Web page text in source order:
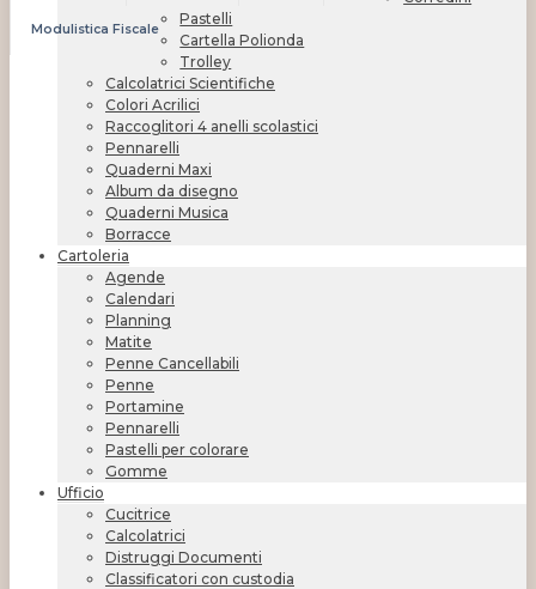
Modulistica Fiscale
Pastelli
Cartella Polionda
Trolley
Calcolatrici Scientifiche
Colori Acrilici
Raccoglitori 4 anelli scolastici
Pennarelli
Quaderni Maxi
Album da disegno
Quaderni Musica
Borracce
Cartoleria
Agende
Calendari
Planning
Matite
Penne Cancellabili
Penne
Portamine
Pennarelli
Pastelli per colorare
Gomme
Ufficio
Cucitrice
Calcolatrici
Distruggi Documenti
Classificatori con custodia